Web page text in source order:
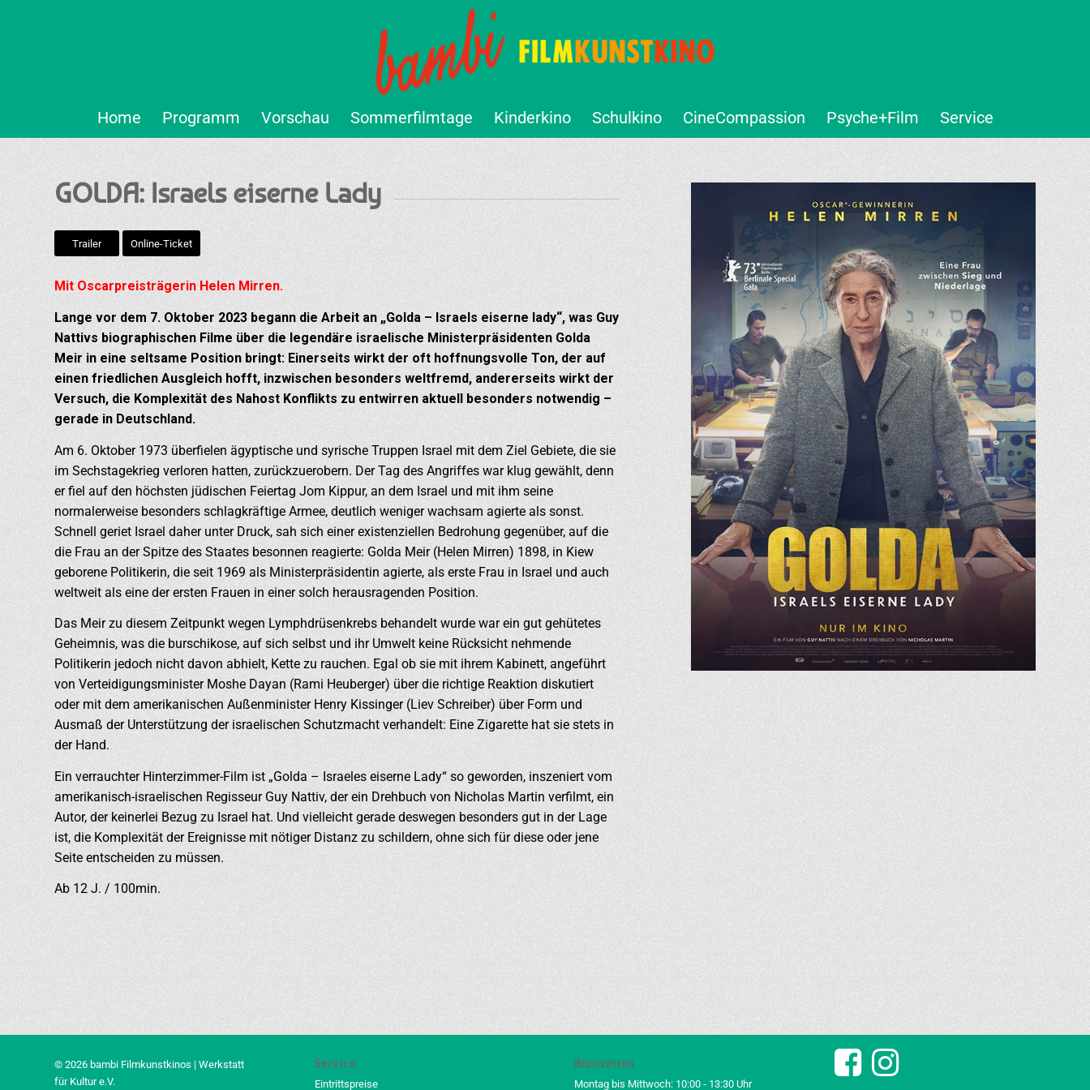
Home Programm Vorschau Sommerfilmtage Kinderkino Schulkino CineCompassion Psyche+Film Service
GOLDA: Israels eiserne Lady
Trailer Online-Ticket
Mit Oscarpreisträgerin Helen Mirren.
Lange vor dem 7. Oktober 2023 begann die Arbeit an „Golda – Israels eiserne lady“, was Guy
Nattivs biographischen Filme über die legendäre israelische Ministerpräsidenten Golda
Meir in eine seltsame Position bringt: Einerseits wirkt der oft hoffnungsvolle Ton, der auf
einen friedlichen Ausgleich hofft, inzwischen besonders weltfremd, andererseits wirkt der
Versuch, die Komplexität des Nahost Konflikts zu entwirren aktuell besonders notwendig –
gerade in Deutschland.
Am 6. Oktober 1973 überfielen ägyptische und syrische Truppen Israel mit dem Ziel Gebiete, die sie
im Sechstagekrieg verloren hatten, zurückzuerobern. Der Tag des Angriffes war klug gewählt, denn
er fiel auf den höchsten jüdischen Feiertag Jom Kippur, an dem Israel und mit ihm seine
normalerweise besonders schlagkräftige Armee, deutlich weniger wachsam agierte als sonst.
Schnell geriet Israel daher unter Druck, sah sich einer existenziellen Bedrohung gegenüber, auf die
die Frau an der Spitze des Staates besonnen reagierte: Golda Meir (Helen Mirren) 1898, in Kiew
geborene Politikerin, die seit 1969 als Ministerpräsidentin agierte, als erste Frau in Israel und auch
weltweit als eine der ersten Frauen in einer solch herausragenden Position.
Das Meir zu diesem Zeitpunkt wegen Lymphdrüsenkrebs behandelt wurde war ein gut gehütetes
Geheimnis, was die burschikose, auf sich selbst und ihr Umwelt keine Rücksicht nehmende
Politikerin jedoch nicht davon abhielt, Kette zu rauchen. Egal ob sie mit ihrem Kabinett, angeführt
von Verteidigungsminister Moshe Dayan (Rami Heuberger) über die richtige Reaktion diskutiert
oder mit dem amerikanischen Außenminister Henry Kissinger (Liev Schreiber) über Form und
Ausmaß der Unterstützung der israelischen Schutzmacht verhandelt: Eine Zigarette hat sie stets in
der Hand.
Ein verrauchter Hinterzimmer-Film ist „Golda – Israeles eiserne Lady“ so geworden, inszeniert vom
amerikanisch-israelischen Regisseur Guy Nattiv, der ein Drehbuch von Nicholas Martin verfilmt, ein
Autor, der keinerlei Bezug zu Israel hat. Und vielleicht gerade deswegen besonders gut in der Lage
ist, die Komplexität der Ereignisse mit nötiger Distanz zu schildern, ohne sich für diese oder jene
Seite entscheiden zu müssen.
Ab 12 J. / 100min.
© 2026 bambi Filmkunstkinos | Werkstatt
für Kultur e.V.
Service
Eintrittspreise
Bürozeiten
Montag bis Mittwoch: 10:00 - 13:30 Uhr